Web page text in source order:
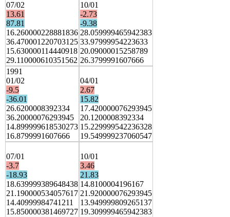
07/02
13.61
87.81
16.260000228881836
36.470001220703125
15.630000114440918
29.110000610351562
10/01
-2.73
-9.38
28.059999465942383
33.97999954223633
20.09000015258789
26.3799991607666
1991
01/02
-9.5
-36.01
26.6200008392334
36.20000076293945
14.899999618530273
16.8799991607666
04/01
2.67
15.82
17.420000076293945
20.1200008392334
15.229999542236328
19.549999237060547
07/01
-3.7
-18.93
18.639999389648438
21.190000534057617
14.40999984741211
15.850000381469727
10/01
3.46
21.83
14.8100004196167
21.920000076293945
13.949999809265137
19.309999465942383